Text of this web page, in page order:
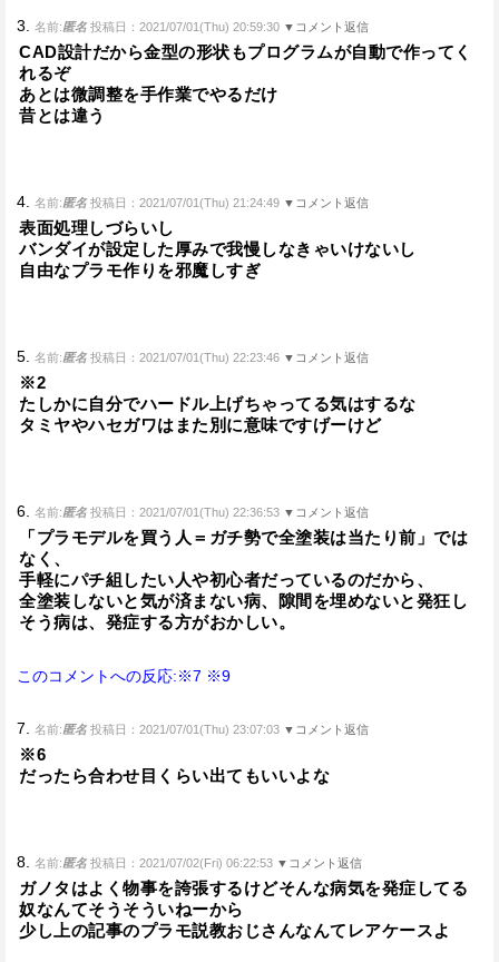
3. 名前:匿名 投稿日：2021/07/01(Thu) 20:59:30 ▼コメント返信
CAD設計だから金型の形状もプログラムが自動で作ってく
れるぞ
あとは微調整を手作業でやるだけ
昔とは違う
4. 名前:匿名 投稿日：2021/07/01(Thu) 21:24:49 ▼コメント返信
表面処理しづらいし
バンダイが設定した厚みで我慢しなきゃいけないし
自由なプラモ作りを邪魔しすぎ
5. 名前:匿名 投稿日：2021/07/01(Thu) 22:23:46 ▼コメント返信
※2
たしかに自分でハードル上げちゃってる気はするな
タミヤやハセガワはまた別に意味ですげーけど
6. 名前:匿名 投稿日：2021/07/01(Thu) 22:36:53 ▼コメント返信
「プラモデルを買う人＝ガチ勢で全塗装は当たり前」では
なく、
手軽にパチ組したい人や初心者だっているのだから、
全塗装しないと気が済まない病、隙間を埋めないと発狂し
そう病は、発症する方がおかしい。
このコメントへの反応:※7 ※9
7. 名前:匿名 投稿日：2021/07/01(Thu) 23:07:03 ▼コメント返信
※6
だったら合わせ目くらい出てもいいよな
8. 名前:匿名 投稿日：2021/07/02(Fri) 06:22:53 ▼コメント返信
ガノタはよく物事を誇張するけどそんな病気を発症してる
奴なんてそうそういねーから
少し上の記事のプラモ説教おじさんなんてレアケースよ